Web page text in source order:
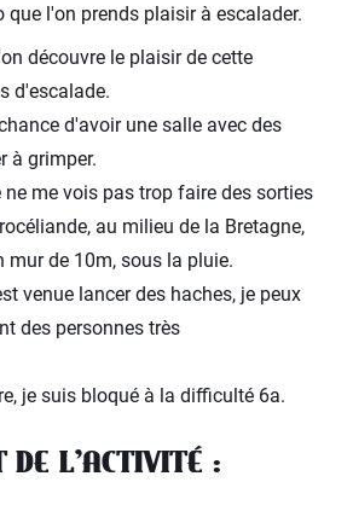
que l'on prends plaisir à escalader.
découvre le plaisir de cette
d'escalade.
d'avoir une salle avec des
à grimper.
ne me vois pas trop faire des sorties
au milieu de la Bretagne,
mur de 10m, sous la pluie.
venue lancer des haches, je peux
des personnes très
je suis bloqué à la difficulté 6a.
DE L’ACTIVITÉ :